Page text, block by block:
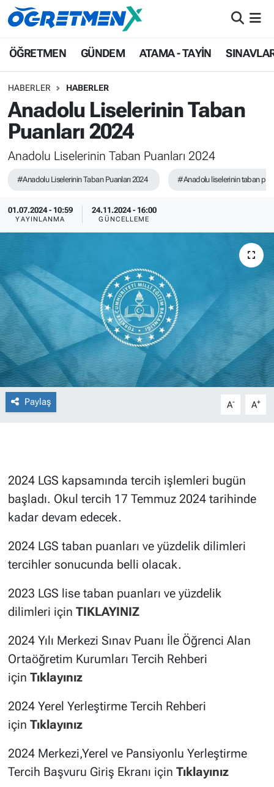
ÖĞRETMEN GÜNDEM ATAMA - TAYİN
HABERLER HABERLER
Anadolu Liselerinin Taban
Puanları 2024
Anadolu Liselerinin Taban Puanları 2024
#Anadolu Liselerinin Taban Puanları 2024 #Anadolu liselerinin taban
01.07.2024 - 10:59
YAYINLANMA
24.11.2024 - 16:00
GÜNCELLEME
Paylaş A- A+
2024 LGS kapsamında tercih işlemleri bugün
başladı. Okul tercih 17 Temmuz 2024 tarihinde
kadar devam edecek.
2024 LGS taban puanları ve yüzdelik dilimleri
tercihler sonucunda belli olacak.
2023 LGS lise taban puanları ve yüzdelik
dilimleri için TIKLAYINIZ
2024 Yılı Merkezi Sınav Puanı İle Öğrenci Alan
Ortaöğretim Kurumları Tercih Rehberi
için Tıklayınız
2024 Yerel Yerleştirme Tercih Rehberi
için Tıklayınız
2024 Merkezi,Yerel ve Pansiyonlu Yerleştirme
Tercih Başvuru Giriş Ekranı için Tıklayınız
ÖĞRETMEN
ATAMA - TAYİN
SINAVLAR
UZMAN ÖĞRETMENLİK
EKONOMİ
İstanbul Nöbetçi Eczaneler
İstanbul Namaz Vakitleri
İstanbul Trafik Yoğunluk Haritası
Tüm Manşetler
Son Dakika Haberleri
Haber Arşivi